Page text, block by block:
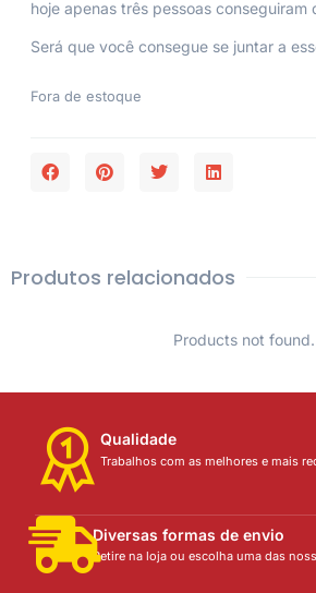
hoje apenas três pessoas conseguiram
Será que você consegue se juntar a
Fora de estoque
Produtos relacionados
Products not found.
Qualidade
Trabalhos com as melhores e mais
Diversas formas de envio
Retire na loja ou escolha uma das